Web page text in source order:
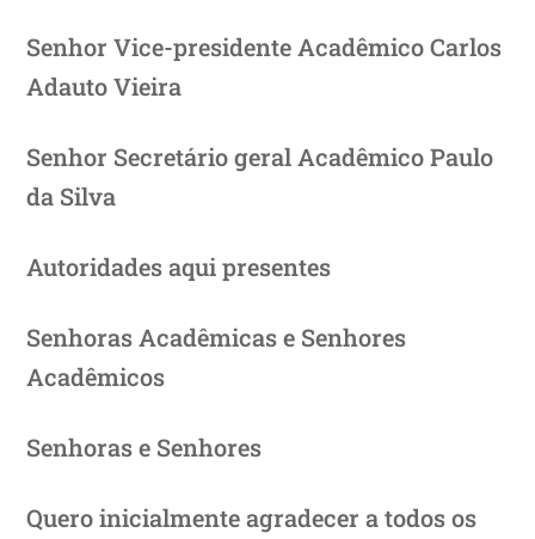
Senhor Vice-presidente Acadêmico Carlos
Adauto Vieira
Senhor Secretário geral Acadêmico Paulo
da Silva
Autoridades aqui presentes
Senhoras Acadêmicas e Senhores
Acadêmicos
Senhoras e Senhores
Quero inicialmente agradecer a todos os